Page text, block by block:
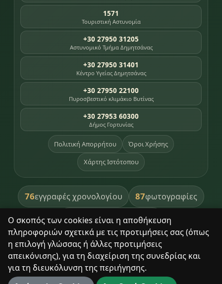
Ο σκοπός των cookies είναι η αποθήκευση
πληροφοριών σχετικά με τις προτιμήσεις σας (όπως
η επιλογή γλώσσας ή άλλες προτιμήσεις
απεικόνισης), για τη διαχείριση της συνεδρίας και
για τη διευκόλυνση της περιήγησης.
1571
Τουριστική Αστυνομία
+30 27950 31205
Αστυνομικό Τμήμα Δημητσάνας
+30 27950 31401
Κέντρο Υγείας Δημητσάνας
+30 27950 22100
Πυροσβεστικό κλιμάκιο Βυτίνας
+30 27953 60300
Δήμος Γορτυνίας
Πολιτική Απορρήτου Όροι Χρήσης
Χάρτης Ιστότοπου
76εγγραφές χρονολογίου 87φωτογραφίες
391βιβλία βιβλιοθήκης
8σημεία κληρονομιάς
Με σεβασμό στον τόπο και τους ανθρώπους του.